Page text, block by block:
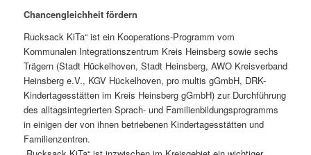
Chancengleichheit fördern
Rucksack KiTa“ ist ein Kooperations-Programm vom
Kommunalen Integrationszentrum Kreis Heinsberg sowie sechs
Trägern (Stadt Hückelhoven, Stadt Heinsberg, AWO Kreisverband
Heinsberg e.V., KGV Hückelhoven, pro multis gGmbH, DRK-
Kindertagesstätten im Kreis Heinsberg gGmbH) zur Durchführung
des alltagsintegrierten Sprach- und Familienbildungsprogramms
in einigen der von ihnen betriebenen Kindertagesstätten und
Familienzentren.